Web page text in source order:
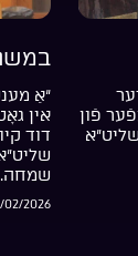
פֿון
“אַ
אין
דוד
שמחה.
02/2026